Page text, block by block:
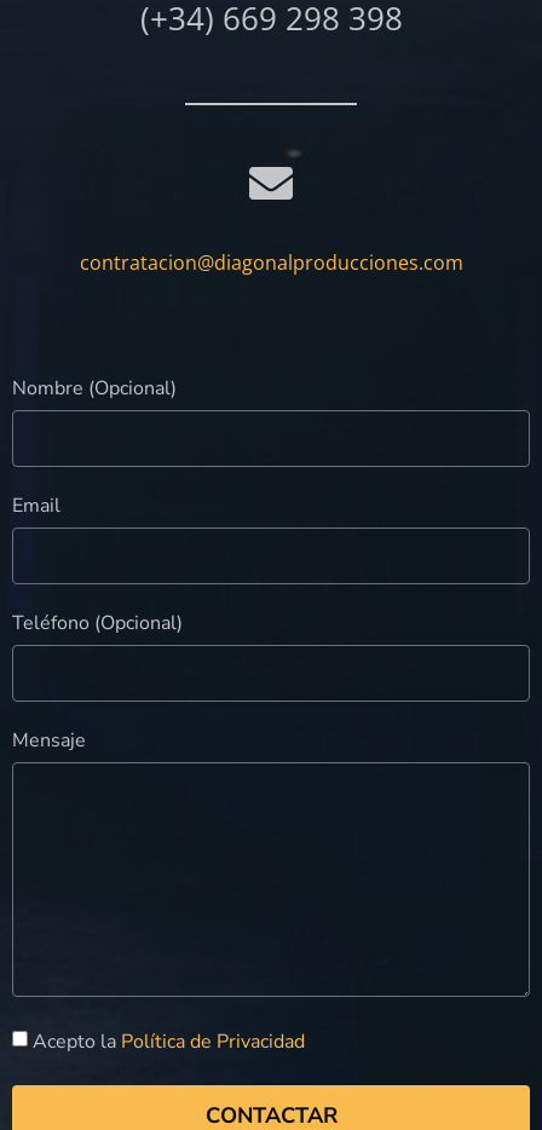
(+34) 669 298 398
contratacion@diagonalproducciones.com
Nombre (Opcional)
Email
Teléfono (Opcional)
Mensaje
Acepto la Política de Privacidad
CONTACTAR